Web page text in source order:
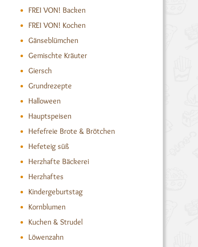
FREI VON! Backen
FREI VON! Kochen
Gänseblümchen
Gemischte Kräuter
Giersch
Grundrezepte
Halloween
Hauptspeisen
Hefefreie Brote & Brötchen
Hefeteig süß
Herzhafte Bäckerei
Herzhaftes
Kindergeburtstag
Kornblumen
Kuchen & Strudel
Löwenzahn